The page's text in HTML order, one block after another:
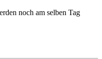
noch am selben Tag